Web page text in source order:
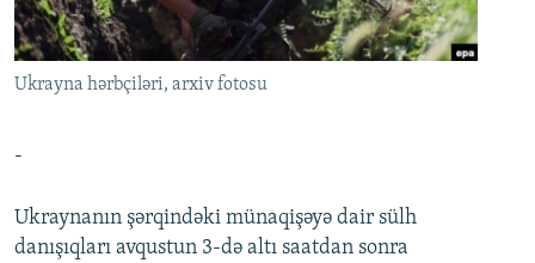
İNFOQRAFIKA
KARIKATURA
AZƏRBAYCAN ƏDƏBIYYATI KITABXANASI
İSLAM VƏ DEMOKRATIYA
MISSIYAMIZ
PEŞƏ ETIKASI VƏ JURNALISTIKA STANDARTLARIMIZ
XƏBƏR BÜLLETENLƏRIMIZ
BIZI IZLƏ
Ukrayna hərbçiləri, arxiv fotosu
-
Ukraynanın şərqindəki münaqişəyə dair sülh
danışıqları avqustun 3-də altı saatdan sonra